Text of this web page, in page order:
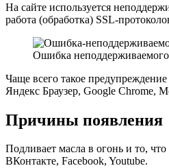
На сайте используется
работа (обработка) SSL-
Ошибка неподдерживаемого
Чаще всего такое
Яндекс Браузер, Google Chrome,
Причины появления
Подливает масла в огонь и то,
ВКонтакте, Facebook, Youtube.